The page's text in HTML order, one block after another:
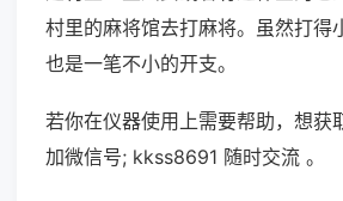
村里的麻将馆去打麻将。虽然打得
也是一笔不小的开支。
若你在仪器使用上需要帮助，想获
加微信号; kkss8691 随时交流 。